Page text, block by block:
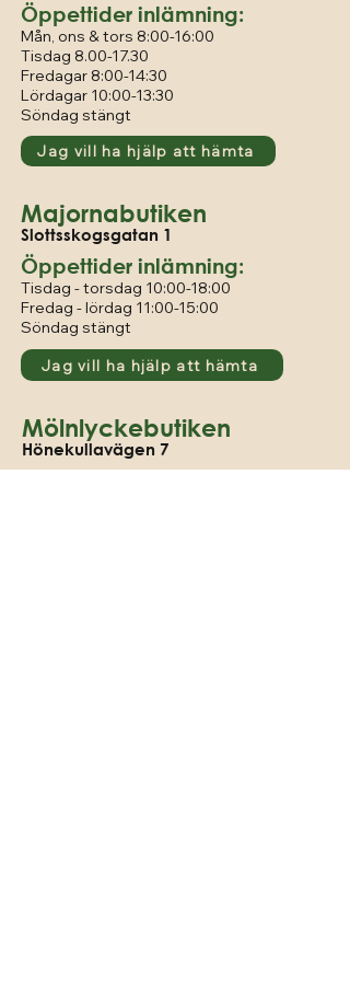
Öppettider inlämning:
Mån, ons & tors 8:00-16:00
Tisdag 8.00-17.30
Fredagar 8:00-14:30
Lördagar 10:00-13:30
Söndag stängt
Jag vill ha hjälp att hämta
Majornabutiken
Slottsskogsgatan 1
Öppettider inlämning:
Tisdag - torsdag 10:00-18:00
Fredag - lördag 11:00-15:00
Söndag stängt
Jag vill ha hjälp att hämta
Mölnlyckebutiken
Hönekullavägen 7